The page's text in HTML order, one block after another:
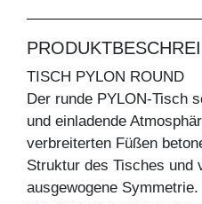
TISCH PYLON ROUND
Der runde PYLON-Tisch
und einladende
verbreiterten Füßen
Struktur des Tisches und
ausgewogene Symmetrie.